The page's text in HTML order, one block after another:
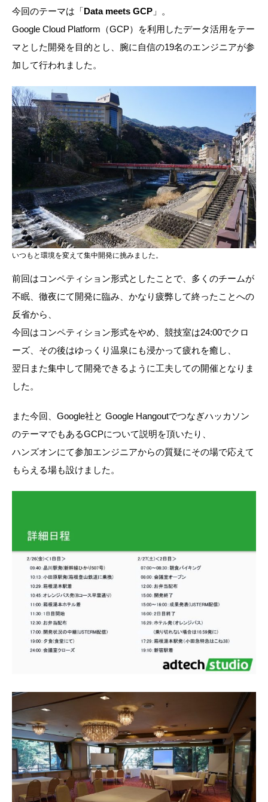
今回のテーマは「Data meets GCP 」。
Google Cloud Platform（GCP）を利用したデータ活用をテー
マとした開発を目的とし、腕に自信の19名のエンジニアが参
加して行われました。
いつもと環境を変えて集中開発に挑みました。
前回はコンペティション形式としたことで、多くのチームが
不眠、徹夜にて開発に臨み、かなり疲弊して終ったことへの
反省から、
今回はコンペティション形式をやめ、競技室は24:00でクロ
ーズ、その後はゆっくり温泉にも浸かって疲れを癒し、
翌日また集中して開発できるように工夫しての開催となりま
した。
また今回、Google社と Google Hangoutでつなぎハッカソン
のテーマでもあるGCPについて説明を頂いたり、
ハンズオンにて参加エンジニアからの質疑にその場で応えて
もらえる場も設けました。